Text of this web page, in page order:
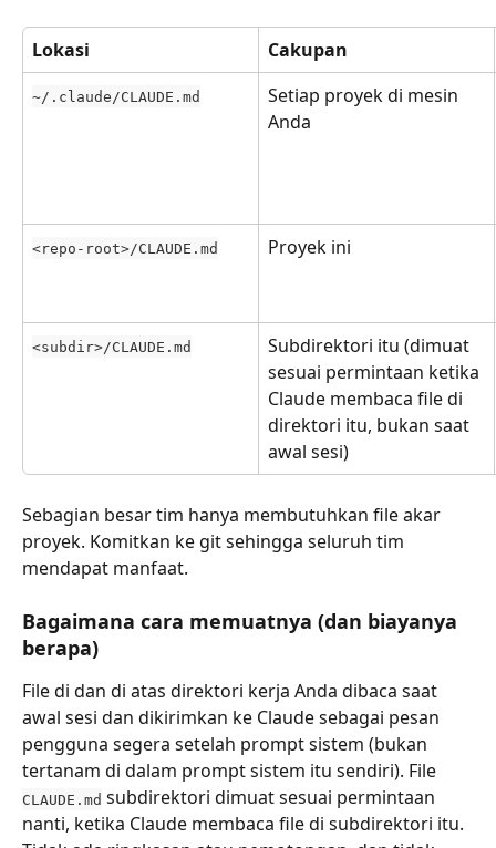
Lokasi Cakupan
~/.claude/CLAUDE.md
Setiap proyek di mesin
Anda
<repo-root>/CLAUDE.md Proyek ini
<subdir>/CLAUDE.md
Subdirektori itu (dimuat
sesuai permintaan ketika
Claude membaca file di
direktori itu, bukan saat
awal sesi)
Sebagian besar tim hanya membutuhkan file akar
proyek. Komitkan ke git sehingga seluruh tim
mendapat manfaat.
Bagaimana cara memuatnya (dan biayanya
berapa)
File di dan di atas direktori kerja Anda dibaca saat
awal sesi dan dikirimkan ke Claude sebagai pesan
pengguna segera setelah prompt sistem (bukan
tertanam di dalam prompt sistem itu sendiri). File
CLAUDE.md subdirektori dimuat sesuai permintaan
nanti, ketika Claude membaca file di subdirektori itu.